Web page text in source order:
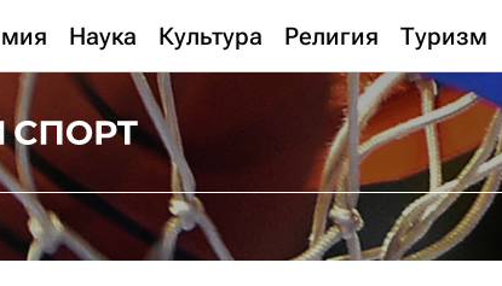
Наука Культура Религия Туризм